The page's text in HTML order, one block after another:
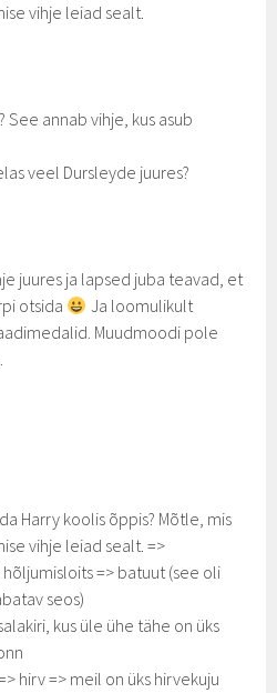
vihje leiad sealt.
See annab vihje, kus asub
veel Dursleyde juures?
juures ja lapsed juba teavad, et
otsida
Ja loomulikult
Muudmoodi pole
Harry koolis õppis? Mõtle, mis
vihje leiad sealt. =>
=> batuut (see oli
seos)
salakiri, kus üle ühe tähe on üks
hirv => meil on üks hirvekuju